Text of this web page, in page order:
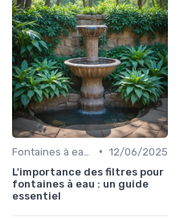
• 12/06/2025
L'importance des filtres pour
fontaines à eau : un guide
essentiel